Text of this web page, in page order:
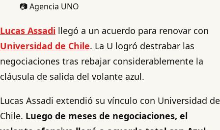
📷 Agencia UNO
Lucas Assadi llegó a un acuerdo para renovar con
Universidad de Chile. La U logró destrabar las
negociaciones tras rebajar considerablemente la
cláusula de salida del volante azul.
Lucas Assadi extendió su vínculo con Universidad de
Chile. Luego de meses de negociaciones, el